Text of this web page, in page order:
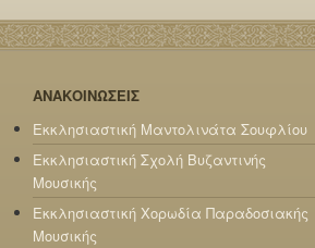
ΑΝΑΚΟΙΝΩΣΕΙΣ
Εκκλησιαστική Μαντολινάτα Σουφλίου
Εκκλησιαστική Σχολή Βυζαντινής
Μουσικής
Εκκλησιαστική Χορωδία Παραδοσιακής
Μουσικής